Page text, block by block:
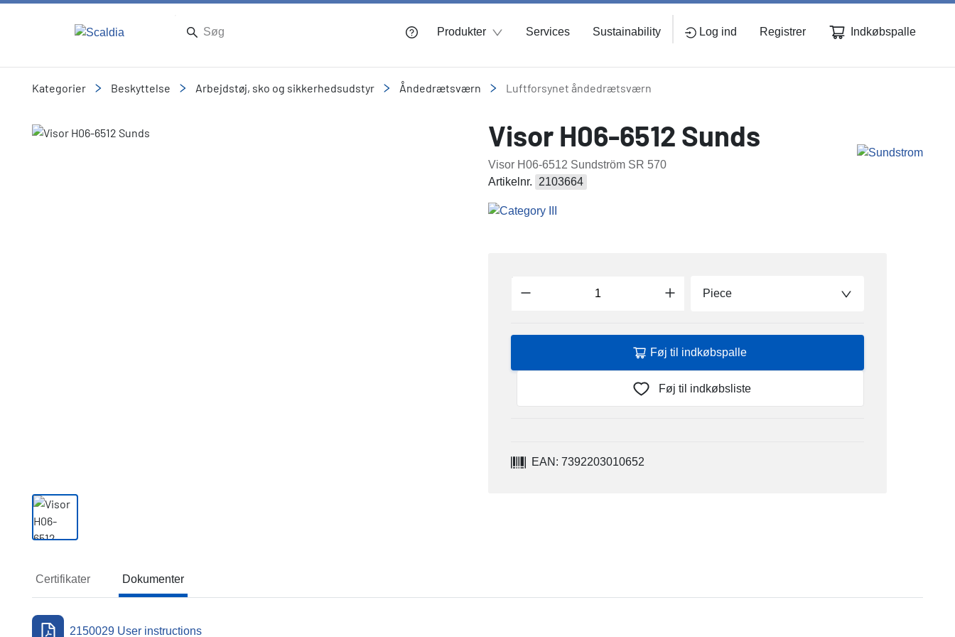
Produkter Services Sustainability Log ind Registrer Indkøbspalle
Kategorier Beskyttelse Arbejdstøj, sko og sikkerhedsudstyr Åndedrætsværn Luftforsynet åndedrætsværn
Slide 1 of 1 Visor H06-6512 Sunds
Visor H06-6512 Sundström SR 570
Artikelnr.
2103664
Piece
Føj til indkøbspalle
Føj til indkøbsliste
EAN: 7392203010652
Certifikater Dokumenter
2150029 User instructions